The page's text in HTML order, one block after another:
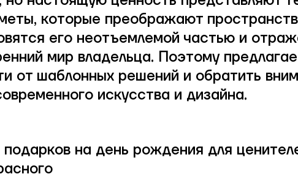
которые преображают
его неотъемлемой частью и
мир владельца. Поэтому
от шаблонных решений и обратить
искусства и дизайна.
на день рождения для